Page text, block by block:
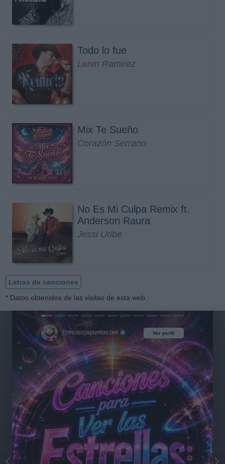
Todo lo fue
Lenin Ramirez
Mix Te Sueño
Corazón Serrano
No Es Mi Culpa Remix ft.
Anderson Raura
Jessi Uribe
Letras de canciones
* Datos obtenidos de las visitas de esta web
Ver perfil
@musicapuntocom Ver perfil